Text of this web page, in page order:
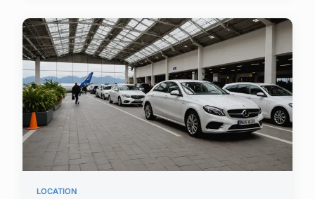
LOCATION